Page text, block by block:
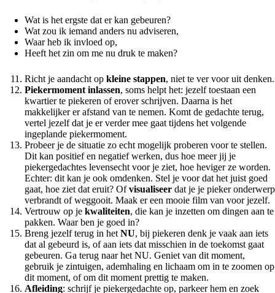
Wat is het ergste dat er kan gebeuren?
Wat zou ik iemand anders nu adviseren,
Waar heb ik invloed op,
Heeft het zin om me nu druk te maken?
Richt je aandacht op kleine stappen, niet te ver voor uit denken.
Piekermoment inlassen, soms helpt het: jezelf toestaan een
kwartier te piekeren of erover schrijven. Daarna is het
makkelijker er afstand van te nemen. Komt de gedachte terug,
vertel jezelf dat je er verder mee gaat tijdens het volgende
ingeplande piekermoment.
Probeer je de situatie zo echt mogelijk proberen voor te stellen.
Dit kan positief en negatief werken, dus hoe meer jij je
piekergedachtes levensecht voor je ziet, hoe heviger ze worden.
Echter: dit kan je ook omdenken. Stel je voor dat het juist goed
gaat, hoe ziet dat eruit? Ofvisualiseer dat je je pieker onderwerp
verbrandt of weggooit. Maak er een mooie film van voor jezelf.
Vertrouw op je kwaliteiten, die kan je inzetten om dingen aan te
pakken. Waar ben je goed in?
Breng jezelf terug in het NU, bij piekeren denk je vaak aan iets
dat al gebeurd is, of aan iets dat misschien in de toekomst gaat
gebeuren. Ga terug naar het NU. Geniet van dit moment,
gebruik je zintuigen, ademhaling en lichaam om in te zoomen op
dit moment, of om dit moment prettig te maken.
Afleiding: schrijf je piekergedachte op, parkeer hem en zoek